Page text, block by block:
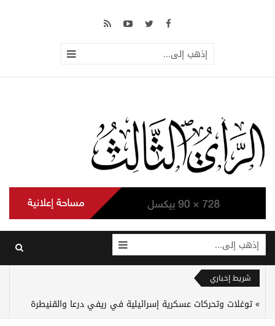
إذهب إلى...
إذهب إلى...
شريط إخباري
توغلات وتحركات عسكرية إسرائيلية في ريفي درعا والقنيطرة